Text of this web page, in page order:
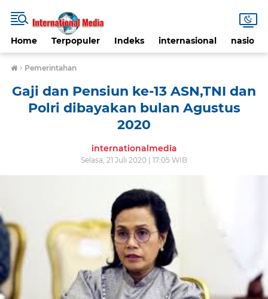
Home Terpopuler Indeks internasional nasional
› Pemerintahan
Gaji dan Pensiun ke-13 ASN,TNI dan
Polri dibayakan bulan Agustus
2020
internationalmedia
Selasa, 21 Juli 2020 | 17:05 WIB